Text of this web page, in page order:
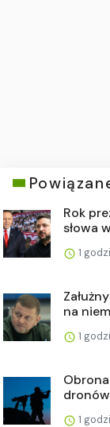
Rok
słowa
1
na
1
1